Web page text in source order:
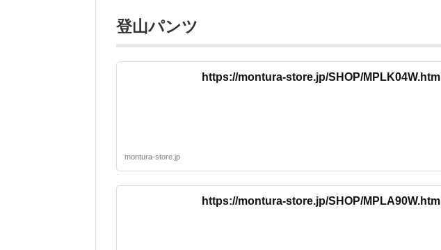
登山パンツ
https://montura-store.jp/SHOP/MPLK04W.html
montura-store.jp
https://montura-store.jp/SHOP/MPLA90W.html